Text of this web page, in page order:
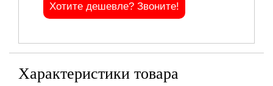
Хотите дешевле? Звоните!
Характеристики товара